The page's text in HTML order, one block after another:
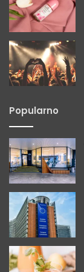
Popularno